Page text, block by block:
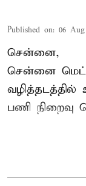
Published on: 06 Aug
சென்னை,
சென்னை
பணி நிறைவு